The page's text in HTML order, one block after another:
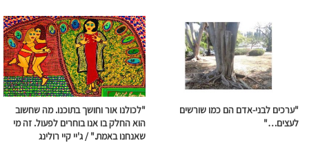
"ערכים לבני-אדם הם כמו שורשים
לעצים…"
"לכולנו אור וחושך בתוכנו. מה שחשוב
הוא החלק בו אנו בוחרים לפעול. זה מי
שאנחנו באמת." / ג'יי קיי רולינג